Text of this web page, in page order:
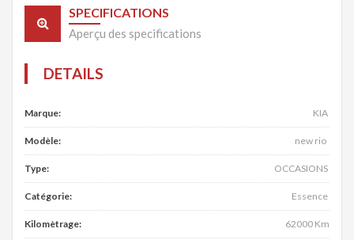
SPECIFICATIONS
Aperçu des specifications
DETAILS
Marque: KIA
Modèle: new rio
Type: OCCASIONS
Catégorie: Essence
Kilomètrage: 62000 Km